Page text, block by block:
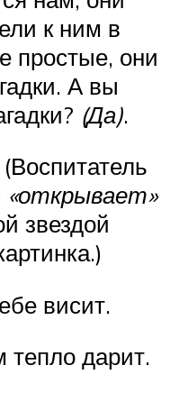
к ним в
простые, они
А вы
(Да).
«открывает»
звездой
висит.
тепло дарит.